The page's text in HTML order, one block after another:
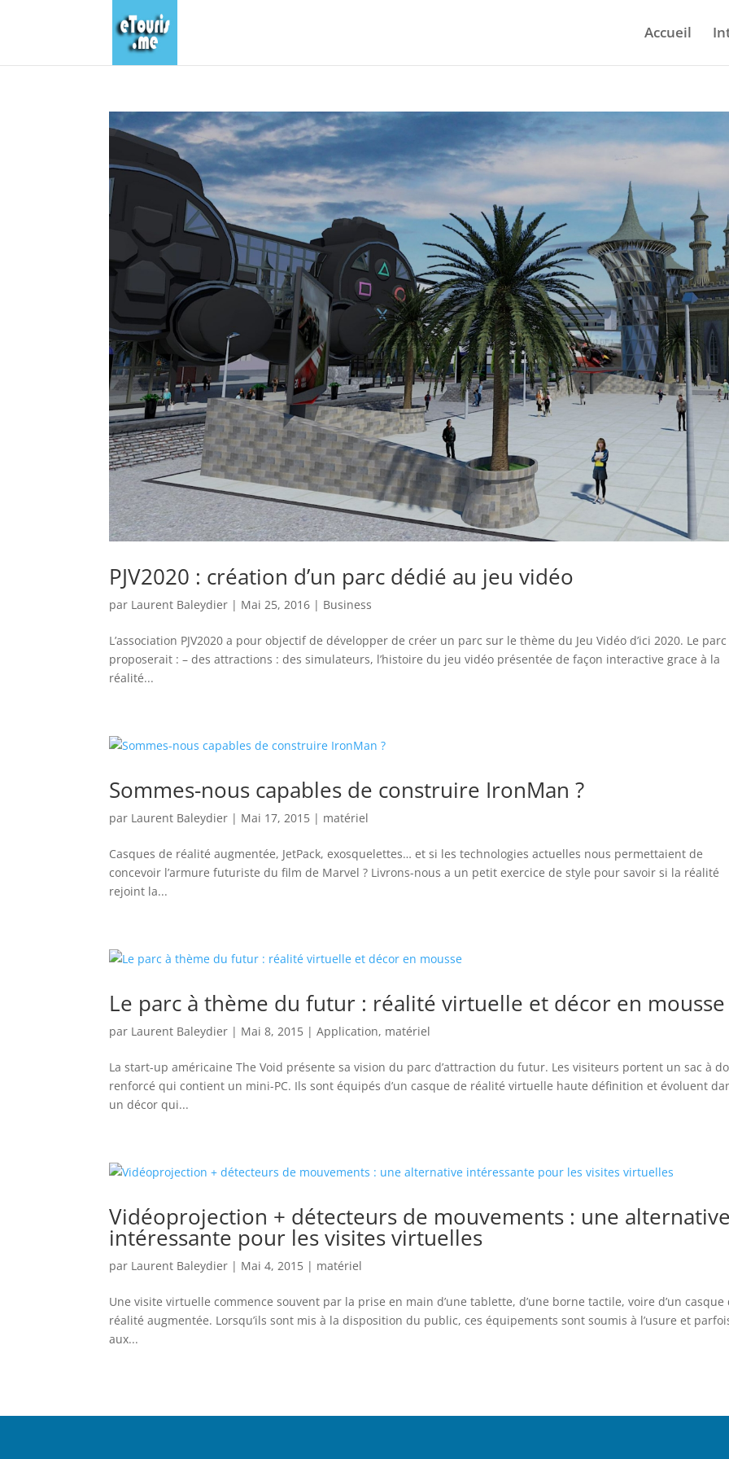
Accueil
PJV2020 : création d’un parc dédié au jeu vidéo
par Laurent Baleydier | Mai 25, 2016 | Business
L’association PJV2020 a pour objectif de développer de créer un parc sur le thème du Jeu Vidéo d’ici 2020. Le parc
proposerait : – des attractions : des simulateurs, l’histoire du jeu vidéo présentée de façon interactive grace à la
réalité...
Sommes-nous capables de construire IronMan ?
par Laurent Baleydier | Mai 17, 2015 | matériel
Casques de réalité augmentée, JetPack, exosquelettes… et si les technologies actuelles nous permettaient de
concevoir l’armure futuriste du film de Marvel ? Livrons-nous a un petit exercice de style pour savoir si la réalité
rejoint la...
Le parc à thème du futur : réalité virtuelle et décor en mousse
par Laurent Baleydier | Mai 8, 2015 |Application, matériel
La start-up américaine The Void présente sa vision du parc d’attraction du futur. Les visiteurs portent un sac à
renforcé qui contient un mini-PC. Ils sont équipés d’un casque de réalité virtuelle haute définition et évoluent
un décor qui...
Vidéoprojection + détecteurs de mouvements : une alternative
intéressante pour les visites virtuelles
par Laurent Baleydier | Mai 4, 2015 | matériel
Une visite virtuelle commence souvent par la prise en main d’une tablette, d’une borne tactile, voire d’un casque
réalité augmentée. Lorsqu’ils sont mis à la disposition du public, ces équipements sont soumis à l’usure et
aux...